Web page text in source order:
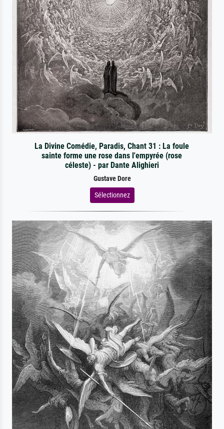
La Divine Comédie, Paradis, Chant 31 : La foule
sainte forme une rose dans l'empyrée (rose
céleste) - par Dante Alighieri
Gustave Dore
Sélectionnez